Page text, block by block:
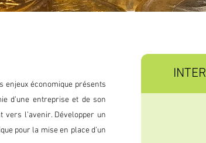
économique présents
d’une entreprise et de son
l’avenir. Développer un
pour la mise en place d’un
INTER